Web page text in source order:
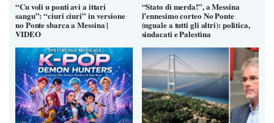
“Cu voli u ponti avi a ittari
sangu”: “ciuri ciuri” in versione
no Ponte sbarca a Messina |
VIDEO
“Stato di merda!”, a Messina
l’ennesimo corteo No Ponte
(uguale a tutti gli altri): politica,
sindacati e Palestina